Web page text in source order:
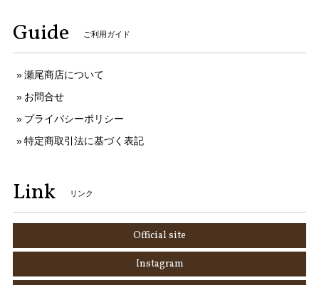
Guide ご利用ガイド
瀬尾商店について
お問合せ
プライバシーポリシー
特定商取引法に基づく表記
Link リンク
Official site
Instagram